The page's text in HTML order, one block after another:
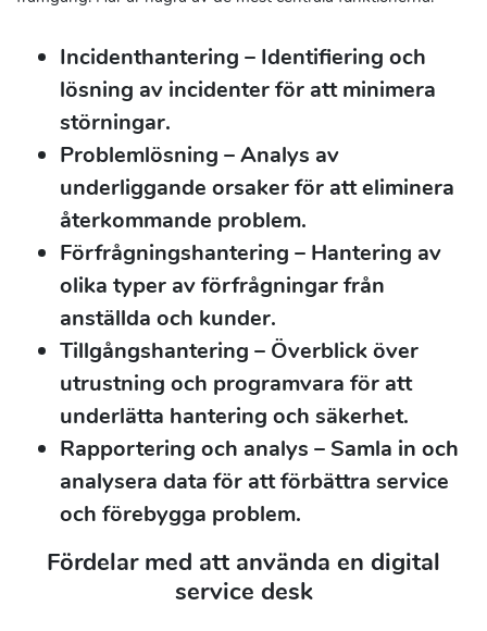
Incidenthantering – Identifiering och
lösning av incidenter för att minimera
störningar.
Problemlösning – Analys av
underliggande orsaker för att eliminera
återkommande problem.
Förfrågningshantering – Hantering av
olika typer av förfrågningar från
anställda och kunder.
Tillgångshantering – Överblick över
utrustning och programvara för att
underlätta hantering och säkerhet.
Rapportering och analys – Samla in och
analysera data för att förbättra service
och förebygga problem.
Fördelar med att använda en digital
service desk